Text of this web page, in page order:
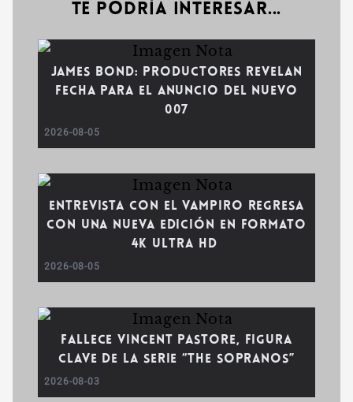
Te podría interesar...
James Bond: Productores revelan
fecha para el anuncio del nuevo
007
2026-08-05
Entrevista con el vampiro regresa
con una nueva edición en formato
4K Ultra HD
2026-08-05
Fallece Vincent Pastore, figura
clave de la serie “The Sopranos”
2026-08-03